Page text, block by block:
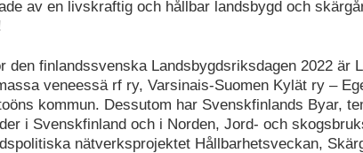
av en livskraftig och hållbar landsbygd och
den finlandssvenska Landsbygdsriksdagen 2022 är
veneessä rf ry, Varsinais-Suomen Kylät ry –
kommun. Dessutom har Svenskfinlands Byar,
i Svenskfinland och i Norden, Jord- och
nätverksprojektet Hållbarhetsveckan,